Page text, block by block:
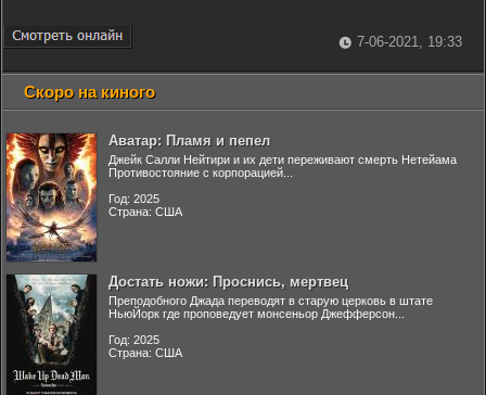
7-06-2021, 19:33
Скоро на киного
Аватар: Пламя и пепел
Джейк Салли Нейтири и их дети переживают смерть Нетейама
Противостояние с корпорацией...
Год: 2025
Страна: США
Достать ножи: Проснись, мертвец
Преподобного Джада переводят в старую церковь в штате
НьюЙорк где проповедует монсеньор Джефферсон...
Год: 2025
Страна: США